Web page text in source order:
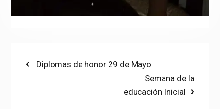
PostPrevious
Diplomas de honor 29 de Mayo
Next
post:
Semana de la
educación Inicial